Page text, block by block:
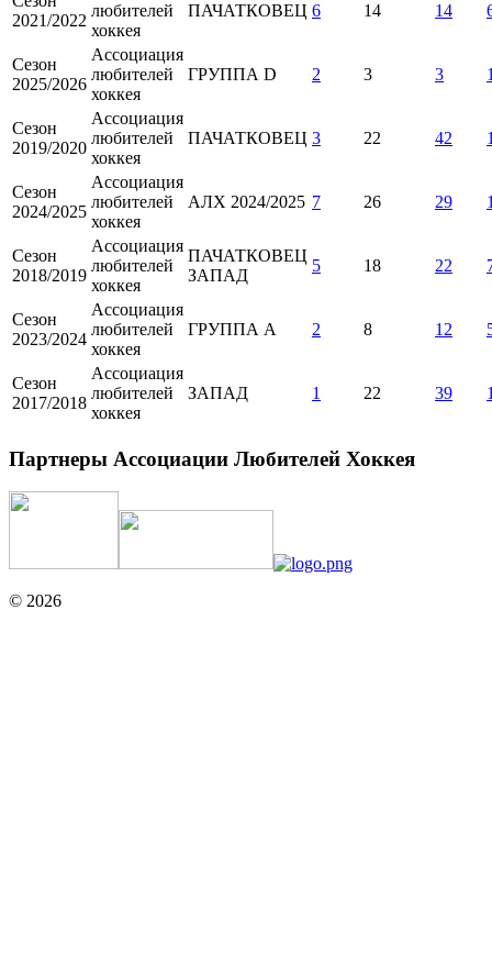
2021/2022
любителей
хоккея
ПАЧАТКОВЕЦ 6 14 14
Сезон
2025/2026
Ассоциация
любителей
хоккея
ГРУППА D 2 3 3
Сезон
2019/2020
Ассоциация
любителей
хоккея
ПАЧАТКОВЕЦ 3 22 42
Сезон
2024/2025
Ассоциация
любителей
хоккея
АЛХ 2024/2025 7 26 29
Сезон
2018/2019
Ассоциация
любителей
хоккея
ПАЧАТКОВЕЦ
ЗАПАД
5 18 22
Сезон
2023/2024
Ассоциация
любителей
хоккея
ГРУППА А 2 8 12
Сезон
2017/2018
Ассоциация
любителей
хоккея
ЗАПАД 1 22 39
Партнеры Ассоциации Любителей Хоккея
© 2026